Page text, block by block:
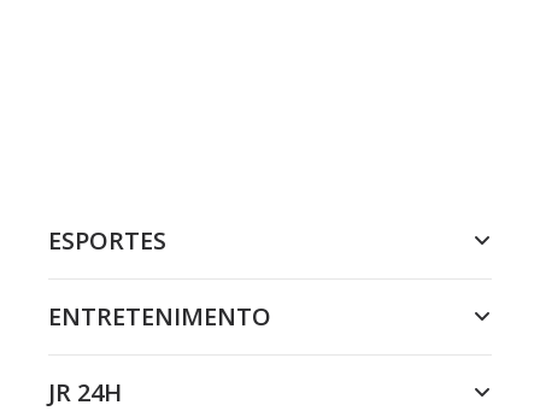
ESPORTES
ENTRETENIMENTO
JR 24H